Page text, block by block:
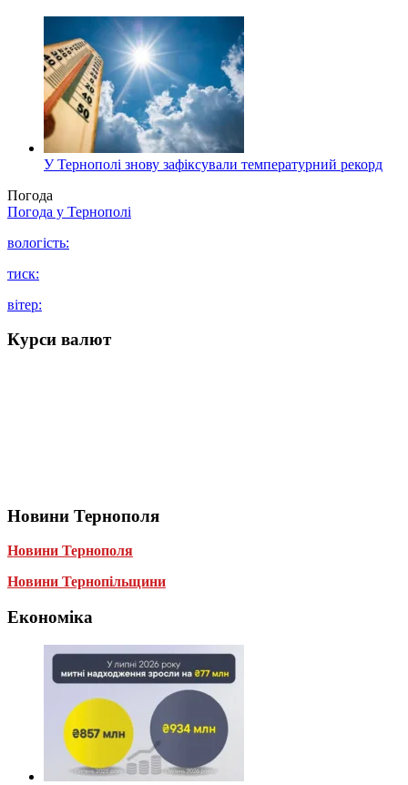
У Тернополі знову зафіксували температурний рекорд
Погода
Погода у Тернополі
вологість:
тиск:
вітер:
Курси валют
Новини Тернополя
Новини Тернополя
Новини Тернопільщини
Економіка